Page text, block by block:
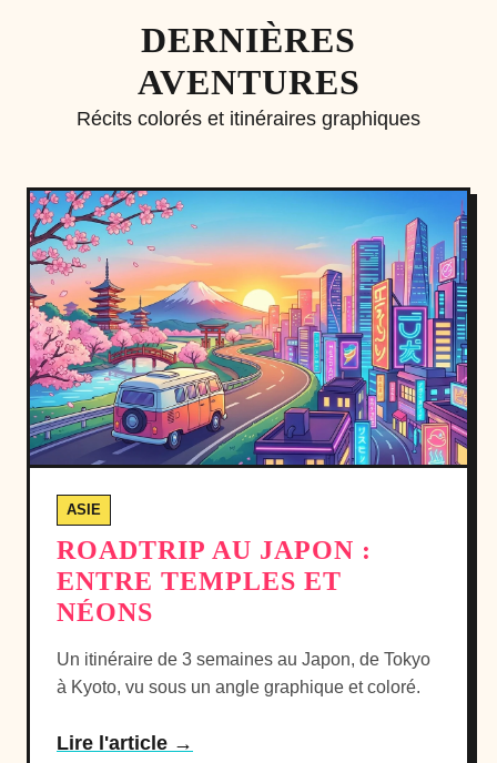
DERNIÈRES
AVENTURES
Récits colorés et itinéraires graphiques
ASIE
ROADTRIP AU JAPON :
ENTRE TEMPLES ET
NÉONS
Un itinéraire de 3 semaines au Japon, de Tokyo
à Kyoto, vu sous un angle graphique et coloré.
Lire l'article →